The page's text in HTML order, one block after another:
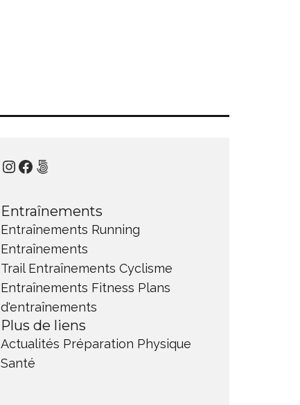
Instagram
Facebook
500px
Entraînements
Entraînements Running
Entraînements
Trail Entraînements Cyclisme
Entraînements Fitness Plans
d'entraînements
Plus de liens
Actualités Préparation Physique
Santé